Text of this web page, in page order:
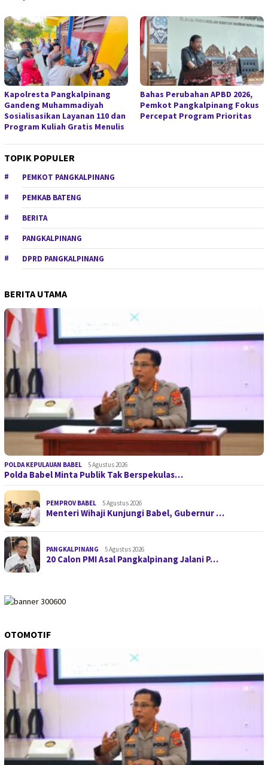
Kapolresta Pangkalpinang
Gandeng Muhammadiyah
Sosialisasikan Layanan 110 dan
Program Kuliah Gratis Menulis
Bahas Perubahan APBD 2026,
Pemkot Pangkalpinang Fokus
Percepat Program Prioritas
TOPIK POPULER
PEMKOT PANGKALPINANG
PEMKAB BATENG
BERITA
PANGKALPINANG
DPRD PANGKALPINANG
BERITA UTAMA
POLDA KEPULAUAN BABEL 5 Agustus 2026
Polda Babel Minta Publik Tak Berspekulas…
PEMPROV BABEL 5 Agustus 2026
Menteri Wihaji Kunjungi Babel, Gubernur …
PANGKALPINANG 5 Agustus 2026
20 Calon PMI Asal Pangkalpinang Jalani P…
OTOMOTIF